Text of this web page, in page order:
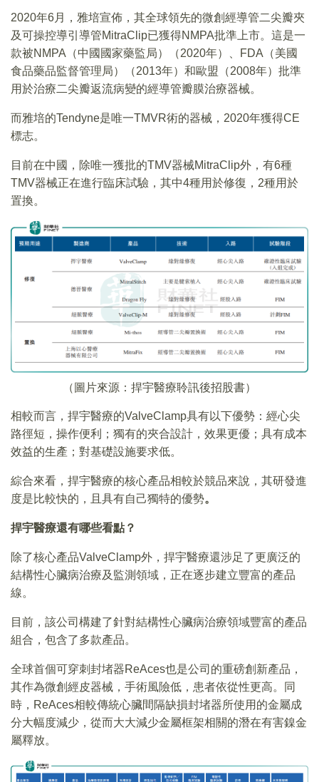
2020年6月，雅培宣佈，其全球領先的微創經導管二尖瓣夾
及可操控導引導管MitraClip已獲得NMPA批準上市。這是一
款被NMPA（中國國家藥監局）（2020年）、FDA（美國
食品藥品監督管理局）（2013年）和歐盟（2008年）批準
用於治療二尖瓣返流病變的經導管瓣膜治療器械。
而雅培的Tendyne是唯一TMVR術的器械，2020年獲得CE
標志。
目前在中國，除唯一獲批的TMV器械MitraClip外，有6種
TMV器械正在進行臨床試驗，其中4種用於修復，2種用於
置換。
（圖片來源：捍宇醫療聆訊後招股書）
相較而言，捍宇醫療的ValveClamp具有以下優勢：經心尖
路徑短，操作便利；獨有的夾合設計，效果更優；具有成本
效益的生產；對基礎設施要求低。
綜合來看，捍宇醫療的核心產品相較於競品來說，其研發進
度是比較快的，且具有自己獨特的優勢。
捍宇醫療還有哪些看點？
除了核心產品ValveClamp外，捍宇醫療還涉足了更廣泛的
結構性心臟病治療及監測領域，正在逐步建立豐富的產品
線。
目前，該公司構建了針對結構性心臟病治療領域豐富的產品
組合，包含了多款產品。
全球首個可穿刺封堵器ReAces也是公司的重磅創新產品，
其作為微創經皮器械，手術風險低，患者依從性更高。同
時，ReAces相較傳統心臟間隔缺損封堵器所使用的金屬成
分大幅度減少，從而大大減少金屬框架相關的潛在有害鎳金
屬釋放。